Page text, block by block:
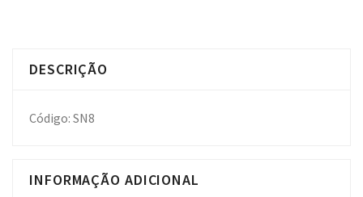
DESCRIÇÃO
Código: SN8
INFORMAÇÃO ADICIONAL